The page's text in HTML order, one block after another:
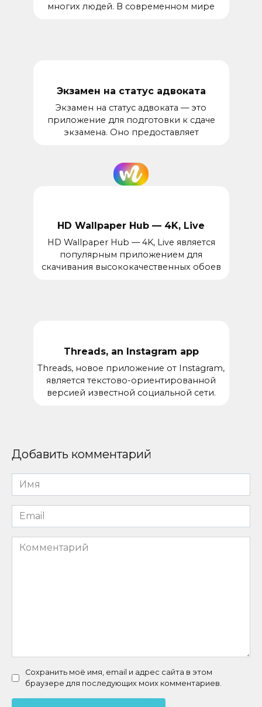
многих людей. В современном мире
Экзамен на статус адвоката
Экзамен на статус адвоката — это
приложение для подготовки к сдаче
экзамена. Оно предоставляет
HD Wallpaper Hub — 4K, Live
HD Wallpaper Hub — 4K, Live является
популярным приложением для
скачивания высококачественных обоев
Threads, an Instagram app
Threads, новое приложение от Instagram,
является текстово-ориентированной
версией известной социальной сети.
Добавить комментарий
Имя
*
Email
*
Комментарий
Сохранить моё имя, email и адрес сайта в этом
браузере для последующих моих комментариев.